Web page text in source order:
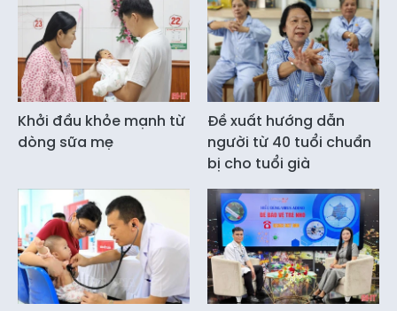
Khởi đầu khỏe mạnh từ
dòng sữa mẹ
Đề xuất hướng dẫn
người từ 40 tuổi chuẩn
bị cho tuổi già